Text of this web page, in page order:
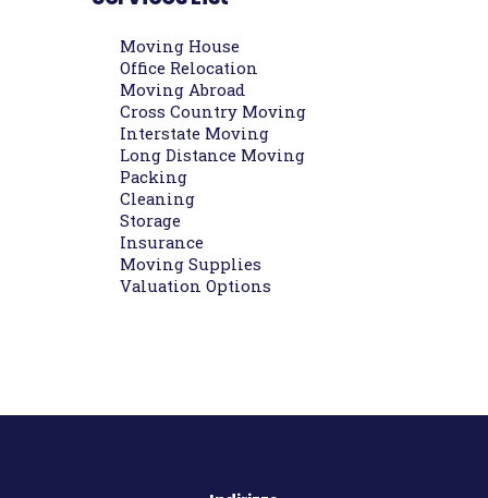
Moving House
Office Relocation
Moving Abroad
Cross Country Moving
Interstate Moving
Long Distance Moving
Packing
Cleaning
Storage
Insurance
Moving Supplies
Valuation Options